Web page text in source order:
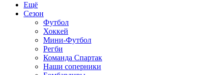
Ещё
Сезон
Футбол
Хоккей
Мини-Футбол
Регби
Команда Спартак
Наши соперники